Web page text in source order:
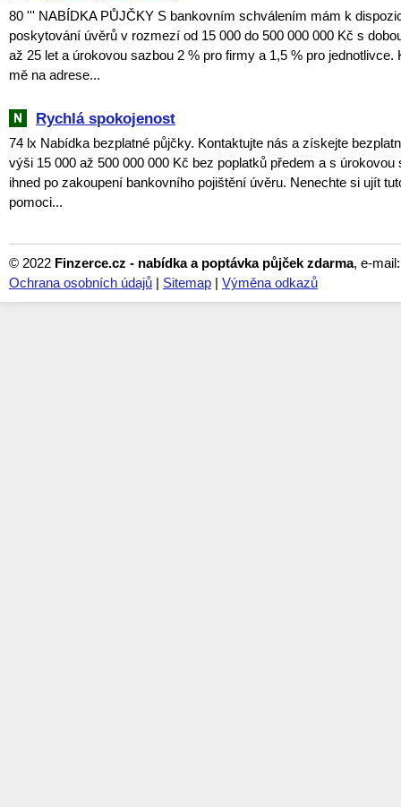
80 ''' NABÍDKA PŮJČKY S bankovním schválením mám k
poskytování úvěrů v rozmezí od 15 000 do 500 000 000 Kč s
až 25 let a úrokovou sazbou 2 % pro firmy a 1,5 % pro jednotlivce.
mě na adrese...
Rychlá spokojenost
74 lx Nabídka bezplatné půjčky. Kontaktujte nás a získejte
výši 15 000 až 500 000 000 Kč bez poplatků předem a s úrokovou
ihned po zakoupení bankovního pojištění úvěru. Nenechte si ujít
pomoci...
© 2022 Finzerce.cz - nabídka a poptávka půjček zdarma, e-
Ochrana osobních údajů | Sitemap | Výměna odkazů